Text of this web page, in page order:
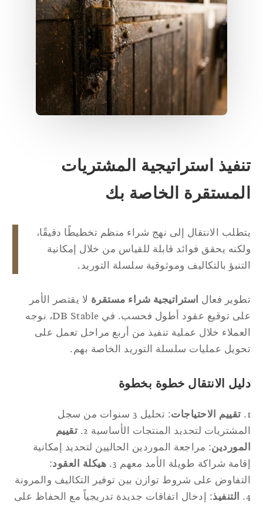
استراتيجية المشتريات
الخاصة بك
الانتقال إلى نهج شراء منظم تخطيطًا دقيقًا،
يحقق فوائد قابلة للقياس من خلال إمكانية
بالتكاليف وموثوقية سلسلة التوريد.
فعالاستراتيجية شراء مستقرةلا يقتصر الأمر
على توقيع عقود أطول فحسب. في DB Stable، نوجه
خلال عملية تنفيذ من أربع مراحل تعمل على
عمليات سلسلة التوريد الخاصة بهم.
الانتقال خطوة بخطوة
تقييم الاحتياجات
: تحليل 3 سنوات من سجل
لتحديد المنتجات الأساسية 2.
تقييم
: مراجعة الموردين الحاليين لتحديد إمكانية
شراكة طويلة الأمد معهم 3.
هيكلة العقود:
على شروط توازن بين توفير التكاليف والمرونة
التنفيذ: إدخال اتفاقات جديدة تدريجياً مع الحفاظ على